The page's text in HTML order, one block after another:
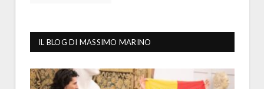
IL BLOG DI MASSIMO MARINO